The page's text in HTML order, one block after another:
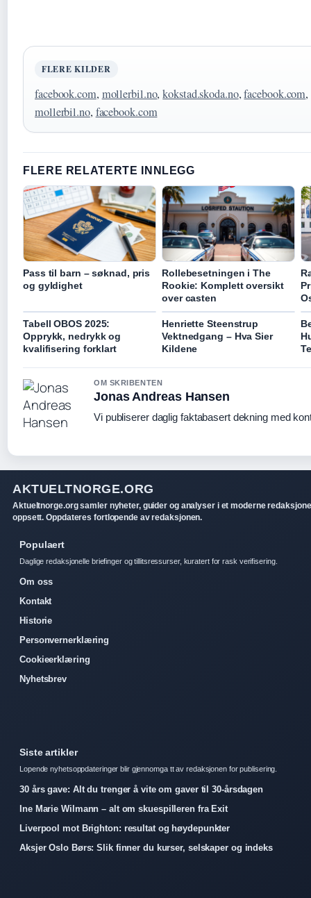
FLERE KILDER
facebook.com, mollerbil.no,kokstad.skoda.no,facebook.com,
mollerbil.no, facebook.com
FLERE RELATERTE INNLEGG
Pass til barn – søknad, pris
og gyldighet
Rollebesetningen i The
Rookie: Komplett oversikt
over casten
Tabell OBOS 2025:
Opprykk, nedrykk og
kvalifisering forklart
Henriette Steenstrup
Vektnedgang – Hva Sier
Kildene
OM SKRIBENTEN
Jonas Andreas Hansen
Vi publiserer daglig faktabasert dekning med
AKTUELTNORGE.ORG
Aktueltnorge.org samler nyheter, guider og analyser i et moderne
oppsett. Oppdateres fortlopende av redaksjonen.
Populaert
Daglige redaksjonelle briefinger og tillitsressurser, kuratert for rask verifisering.
Om oss
Kontakt
Historie
Personvernerklæring
Cookieerklæring
Nyhetsbrev
Siste artikler
Lopende nyhetsoppdateringer blir gjennomga tt av redaksjonen for publisering.
30 års gave: Alt du trenger å vite om gaver til 30-årsdagen
Ine Marie Wilmann – alt om skuespilleren fra Exit
Liverpool mot Brighton: resultat og høydepunkter
Aksjer Oslo Børs: Slik finner du kurser, selskaper og indeks